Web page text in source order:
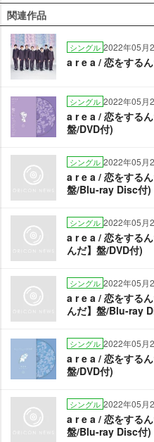
関連作品
シングル 2022年05月
a r e a / 恋をする
シングル 2022年05月
a r e a / 恋をする
盤/DVD付)
シングル 2022年05月
a r e a / 恋をする
盤/Blu-ray Disc付)
シングル 2022年05月
a r e a / 恋をする
んだ】盤/DVD付)
シングル 2022年05月
a r e a / 恋をする
んだ】盤/Blu-ray
シングル 2022年05月
a r e a / 恋をする
盤/DVD付)
シングル 2022年05月
a r e a / 恋をする
盤/Blu-ray Disc付)